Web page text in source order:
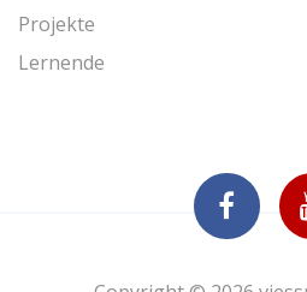
Projekte
Lernende